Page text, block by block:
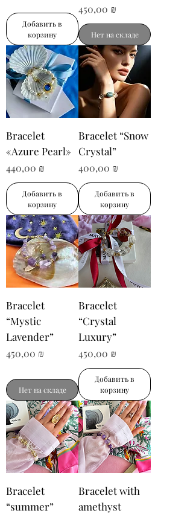
Добавить в
корзину
Цена
450,00 ₪
Нет на складе
Bracelet
«Azure Pearl»
Цена
440,00 ₪
Добавить в
корзину
Bracelet “Snow
Crystal”
Цена
400,00 ₪
Добавить в
корзину
Bracelet
“Mystic
Lavender”
Цена
450,00 ₪
Нет на складе
Bracelet
“Crystal
Luxury”
Цена
450,00 ₪
Добавить в
корзину
Bracelet
“summer”
Bracelet with
amethyst